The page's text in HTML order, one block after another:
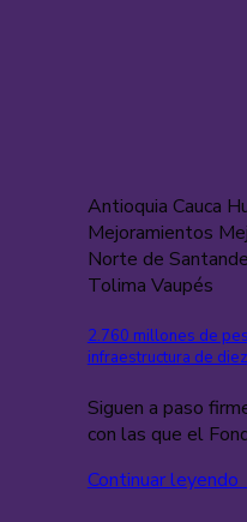
Antioquia Cauca
Mejoramientos
Norte de
Tolima Vaupés
2.760 millones de
infraestructura de
Siguen a paso
con las que el
Continuar leyendo